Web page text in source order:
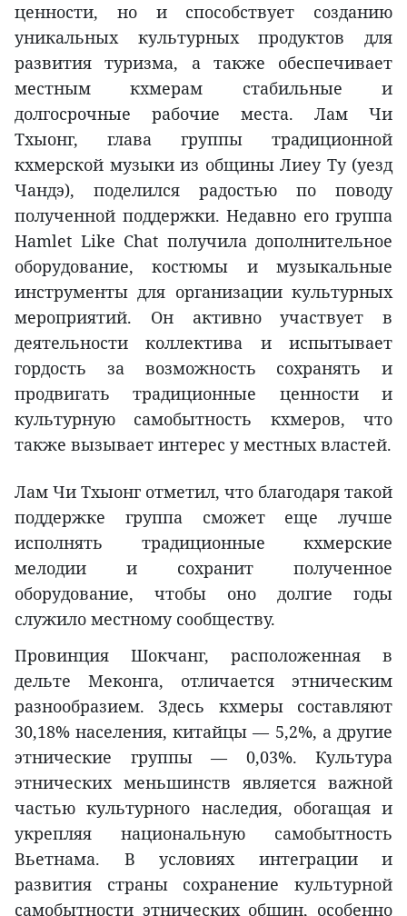
ценности, но и способствует созданию
уникальных культурных продуктов для
развития туризма, а также обеспечивает
местным кхмерам стабильные и
долгосрочные рабочие места. Лам Чи
Тхыонг, глава группы традиционной
кхмерской музыки из общины Лиеу Ту (уезд
Чандэ), поделился радостью по поводу
полученной поддержки. Недавно его группа
Hamlet Like Chat получила дополнительное
оборудование, костюмы и музыкальные
инструменты для организации культурных
мероприятий. Он активно участвует в
деятельности коллектива и испытывает
гордость за возможность сохранять и
продвигать традиционные ценности и
культурную самобытность кхмеров, что
также вызывает интерес у местных властей.
Лам Чи Тхыонг отметил, что благодаря такой
поддержке группа сможет еще лучше
исполнять традиционные кхмерские
мелодии и сохранит полученное
оборудование, чтобы оно долгие годы
служило местному сообществу.
Провинция Шокчанг, расположенная в
дельте Меконга, отличается этническим
разнообразием. Здесь кхмеры составляют
30,18% населения, китайцы — 5,2%, а другие
этнические группы — 0,03%. Культура
этнических меньшинств является важной
частью культурного наследия, обогащая и
укрепляя национальную самобытность
Вьетнама. В условиях интеграции и
развития страны сохранение культурной
самобытности этнических общин, особенно